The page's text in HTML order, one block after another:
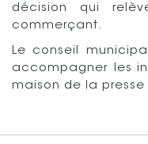
décision qui
commerçant.
Le conseil
accompagner les
maison de la